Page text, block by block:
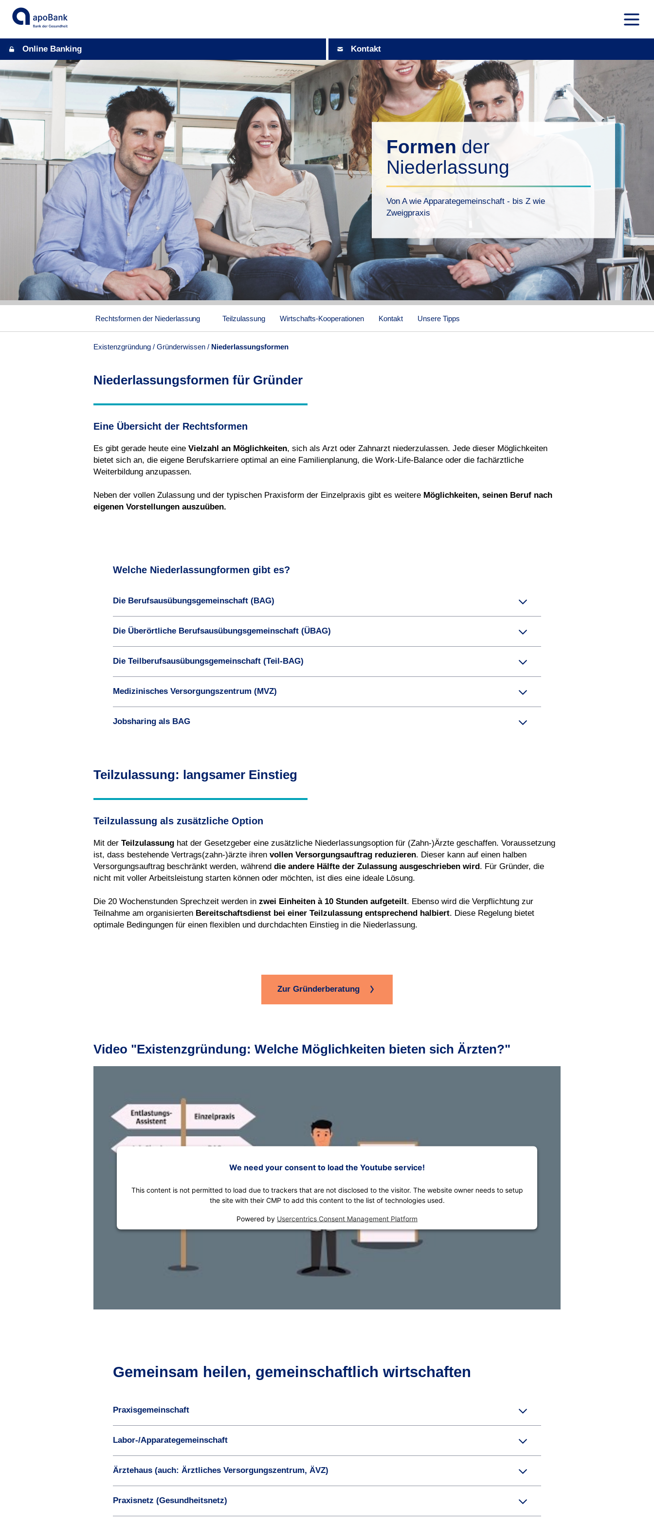
Online Banking Kontakt
Formen der
Niederlassung
Von A wie Apparategemeinschaft - bis Z wie
Zweigpraxis
Rechtsformen der Niederlassung Teilzulassung Wirtschafts-Kooperationen Kontakt Unsere Tipps
Existenzgründung Gründerwissen Niederlassungsformen
Niederlassungsformen für Gründer
Eine Übersicht der Rechtsformen
Es gibt gerade heute eine Vielzahl an Möglichkeiten, sich als Arzt oder Zahnarzt niederzulassen. Jede dieser Möglichkeiten
bietet sich an, die eigene Berufskarriere optimal an eine Familienplanung, die Work-Life-Balance oder die fachärztliche
Weiterbildung anzupassen.
Neben der vollen Zulassung und der typischen Praxisform der Einzelpraxis gibt es weitere Möglichkeiten, seinen Beruf nach
eigenen Vorstellungen auszuüben.
Welche Niederlassungformen gibt es?
Die Berufsausübungsgemeinschaft (BAG)
Die Überörtliche Berufsausübungs­gemeinschaft (ÜBAG)
Die Teilberufsausübungs­gemeinschaft (Teil-BAG)
Medizinisches Versorgungs­zentrum (MVZ)
Jobsharing als BAG
Teilzulassung: langsamer Einstieg
Teilzulassung als zusätzliche Option
Mit der Teilzulassung hat der Gesetzgeber eine zusätzliche Niederlassungsoption für (Zahn-)Ärzte geschaffen. Voraussetzung
ist, dass bestehende Vertrags(zahn-)ärzte ihren vollen Versorgungsauftrag reduzieren. Dieser kann auf einen halben
Versorgungsauftrag beschränkt werden, während die andere Hälfte der Zulassung ausgeschrieben wird. Für Gründer, die
nicht mit voller Arbeitsleistung starten können oder möchten, ist dies eine ideale Lösung.
Die 20 Wochenstunden Sprechzeit werden in zwei Einheiten à 10 Stunden aufgeteilt. Ebenso wird die Verpflichtung zur
Teilnahme am organisierten Bereitschaftsdienst bei einer Teilzulassung entsprechend halbiert. Diese Regelung bietet
optimale Bedingungen für einen flexiblen und durchdachten Einstieg in die Niederlassung.
Zur Gründerberatung
Video "Existenzgründung: Welche Möglichkeiten bieten sich Ärzten?"
We need your consent to load the Youtube service!
This content is not permitted to load due to trackers that are not disclosed to the visitor. The website owner needs to setup
the site with their CMP to add this content to the list of technologies used.
Powered by Usercentrics Consent Management Platform
Gemeinsam heilen, gemeinschaftlich wirtschaften
Praxisgemeinschaft
Labor-/Apparategemeinschaft
Ärztehaus (auch: Ärzt­liches Versor­gungs­zentrum, ÄVZ)
Praxisnetz (Gesundheitsnetz)